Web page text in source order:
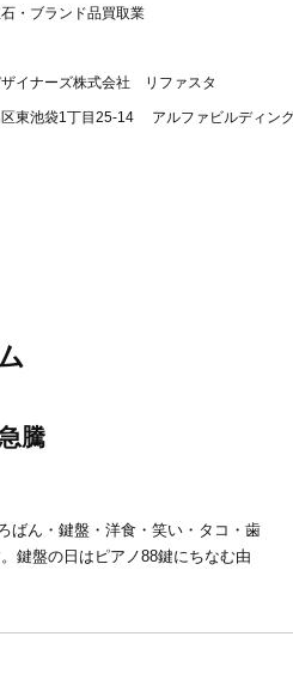
・ブランド品買取業
ザイナーズ株式会社 リファスタ
区東池袋1丁目25-14 アルファビルディン
騰
ばん・鍵盤・洋食・笑い・タコ・歯
鍵盤の日はピアノ88鍵にちなむ由